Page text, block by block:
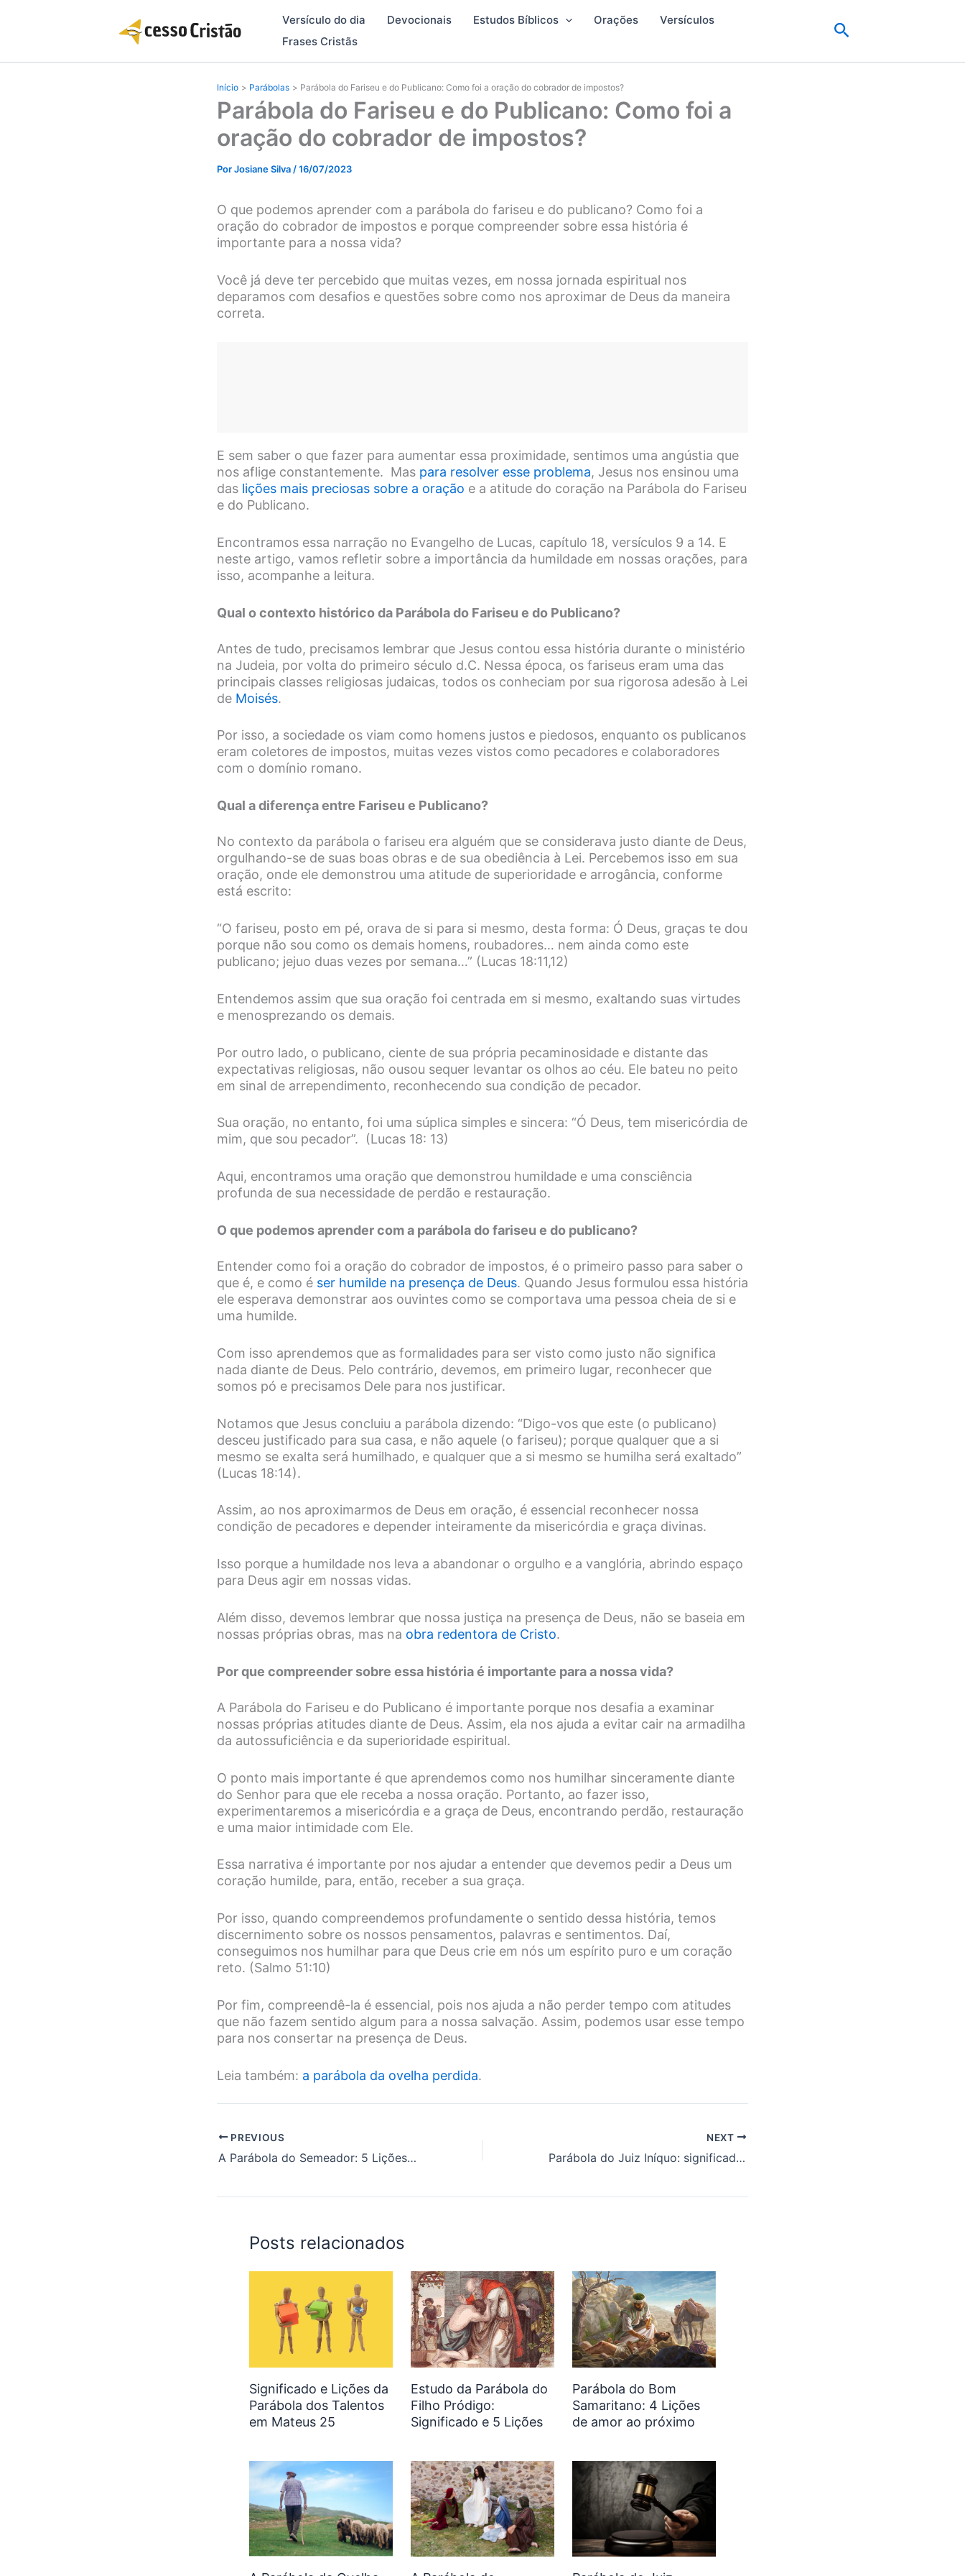
Versículo do dia Devocionais Estudos Bíblicos Orações
Versículos
Frases Cristãs
Pesquisar
Início Parábolas Parábola do Fariseu e do Publicano: Como foi a oração do cobrador de impostos?
Parábola do Fariseu e do Publicano: Como foi a
oração do cobrador de impostos?
PorJosiane Silva/16/07/2023
O que podemos aprender com a parábola do fariseu e do publicano? Como foi a
oração do cobrador de impostos e porque compreender sobre essa história é
importante para a nossa vida?
Você já deve ter percebido que muitas vezes, em nossa jornada espiritual nos
deparamos com desafios e questões sobre como nos aproximar de Deus da maneira
correta.
E sem saber o que fazer para aumentar essa proximidade, sentimos uma angústia que
nos aflige constantemente. Mas para resolver esse problema, Jesus nos ensinou uma
das lições mais preciosas sobre a oração e a atitude do coração na Parábola do Fariseu
e do Publicano.
Encontramos essa narração no Evangelho de Lucas, capítulo 18, versículos 9 a 14. E
neste artigo, vamos refletir sobre a importância da humildade em nossas orações, para
isso, acompanhe a leitura.
Qual o contexto histórico da Parábola do Fariseu e do Publicano?
Antes de tudo, precisamos lembrar que Jesus contou essa história durante o ministério
na Judeia, por volta do primeiro século d.C. Nessa época, os fariseus eram uma das
principais classes religiosas judaicas, todos os conheciam por sua rigorosa adesão à Lei
de Moisés.
Por isso, a sociedade os viam como homens justos e piedosos, enquanto os publicanos
eram coletores de impostos, muitas vezes vistos como pecadores e colaboradores
com o domínio romano.
Qual a diferença entre Fariseu e Publicano?
No contexto da parábola o fariseu era alguém que se considerava justo diante de Deus,
orgulhando-se de suas boas obras e de sua obediência à Lei. Percebemos isso em sua
oração, onde ele demonstrou uma atitude de superioridade e arrogância, conforme
está escrito:
“O fariseu, posto em pé, orava de si para si mesmo, desta forma: Ó Deus, graças te dou
porque não sou como os demais homens, roubadores… nem ainda como este
publicano; jejuo duas vezes por semana…” (Lucas 18:11,12)
Entendemos assim que sua oração foi centrada em si mesmo, exaltando suas virtudes
e menosprezando os demais.
Por outro lado, o publicano, ciente de sua própria pecaminosidade e distante das
expectativas religiosas, não ousou sequer levantar os olhos ao céu. Ele bateu no peito
em sinal de arrependimento, reconhecendo sua condição de pecador.
Sua oração, no entanto, foi uma súplica simples e sincera: “Ó Deus, tem misericórdia de
mim, que sou pecador”. (Lucas 18: 13)
Aqui, encontramos uma oração que demonstrou humildade e uma consciência
profunda de sua necessidade de perdão e restauração.
O que podemos aprender com a parábola do fariseu e do publicano?
Entender como foi a oração do cobrador de impostos, é o primeiro passo para saber o
que é, e como é ser humilde na presença de Deus. Quando Jesus formulou essa história
ele esperava demonstrar aos ouvintes como se comportava uma pessoa cheia de si e
uma humilde.
Com isso aprendemos que as formalidades para ser visto como justo não significa
nada diante de Deus. Pelo contrário, devemos, em primeiro lugar, reconhecer que
somos pó e precisamos Dele para nos justificar.
Notamos que Jesus concluiu a parábola dizendo: “Digo-vos que este (o publicano)
desceu justificado para sua casa, e não aquele (o fariseu); porque qualquer que a si
mesmo se exalta será humilhado, e qualquer que a si mesmo se humilha será exaltado”
(Lucas 18:14).
Assim, ao nos aproximarmos de Deus em oração, é essencial reconhecer nossa
condição de pecadores e depender inteiramente da misericórdia e graça divinas.
Isso porque a humildade nos leva a abandonar o orgulho e a vanglória, abrindo espaço
para Deus agir em nossas vidas.
Além disso, devemos lembrar que nossa justiça na presença de Deus, não se baseia em
nossas próprias obras, mas na obra redentora de Cristo.
Por que compreender sobre essa história é importante para a nossa vida?
A Parábola do Fariseu e do Publicano é importante porque nos desafia a examinar
nossas próprias atitudes diante de Deus. Assim, ela nos ajuda a evitar cair na armadilha
da autossuficiência e da superioridade espiritual.
O ponto mais importante é que aprendemos como nos humilhar sinceramente diante
do Senhor para que ele receba a nossa oração. Portanto, ao fazer isso,
experimentaremos a misericórdia e a graça de Deus, encontrando perdão, restauração
e uma maior intimidade com Ele.
Essa narrativa é importante por nos ajudar a entender que devemos pedir a Deus um
coração humilde, para, então, receber a sua graça.
Por isso, quando compreendemos profundamente o sentido dessa história, temos
discernimento sobre os nossos pensamentos, palavras e sentimentos. Daí,
conseguimos nos humilhar para que Deus crie em nós um espírito puro e um coração
reto. (Salmo 51:10)
Por fim, compreendê-la é essencial, pois nos ajuda a não perder tempo com atitudes
que não fazem sentido algum para a nossa salvação. Assim, podemos usar esse tempo
para nos consertar na presença de Deus.
Leia também: a parábola da ovelha perdida.
PREVIOUS
A Parábola do Semeador: 5 Lições sobre a Palavra de Deus
NEXT
Parábola do Juiz Iníquo: significado e as lições de persistência na oração
Posts relacionados
Significado e Lições da
Parábola dos Talentos
em Mateus 25
Estudo da Parábola do
Filho Pródigo:
Significado e 5 Lições
Parábola do Bom
Samaritano: 4 Lições
de amor ao próximo